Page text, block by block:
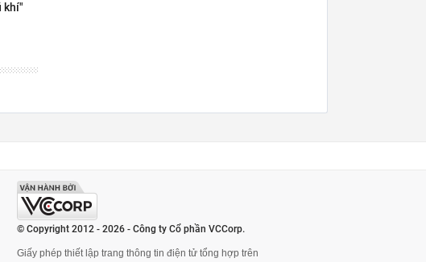
khí"
© Copyright 2012 - 2026 - Công ty Cổ phần VCCorp.
Giấy phép thiết lập trang thông tin điện tử tổng hợp trên